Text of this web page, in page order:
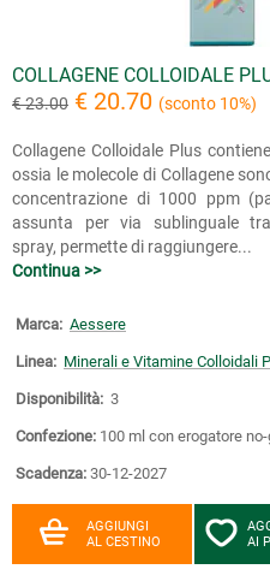
COLLAGENE COLLOIDALE
€ 23.00 € 20.70 (sconto 10%)
Collagene Colloidale Plus
ossia le molecole di Collagene
concentrazione di 1000 ppm
assunta per via sublinguale
spray, permette di raggiungere...
Continua >>
Marca: Aessere
Linea: Minerali e Vitamine Colloidali
Disponibilità: 3
Confezione: 100 ml con erogatore
Scadenza: 30-12-2027
AGGIUNGI
AL CESTINO
AI